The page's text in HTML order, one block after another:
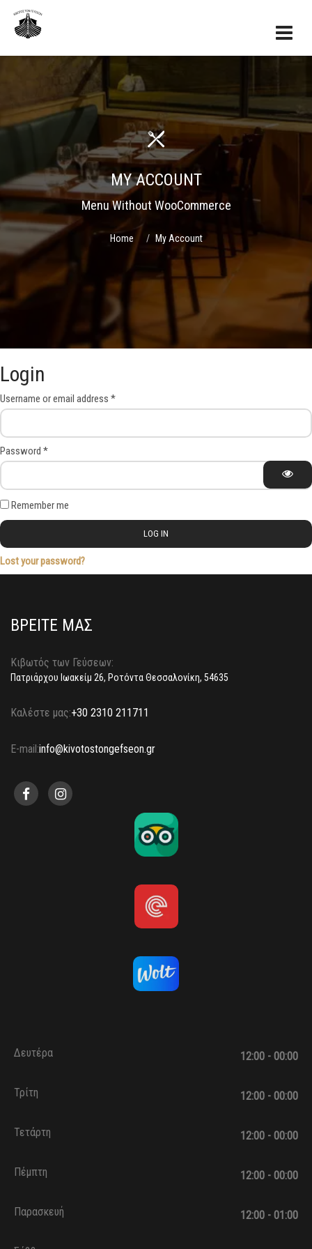
MY ACCOUNT
Menu Without WooCommerce
Home My Account
Login
Username or email address *Required
Password *Required
Remember me
LOG IN
Lost your password?
ΒΡΕΙΤΕ ΜΑΣ
Κιβωτός των Γεύσεων:
Πατριάρχου Ιωακείμ 26, Ροτόντα Θεσσαλονίκη, 54635
Καλέστε μας:+30 2310 211711
E-mail:info@kivotostongefseon.gr
Δευτέρα 12:00 - 00:00
Τρίτη 12:00 - 00:00
Τετάρτη 12:00 - 00:00
Πέμπτη 12:00 - 00:00
Παρασκευή 12:00 - 01:00